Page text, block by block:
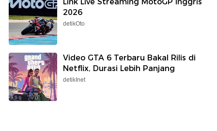
2026
detikOto
Video GTA 6 Terbaru Bakal Rilis di
Netflix, Durasi Lebih Panjang
detikInet